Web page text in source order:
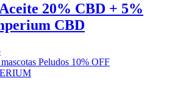
20% CBD + 5%
CBD